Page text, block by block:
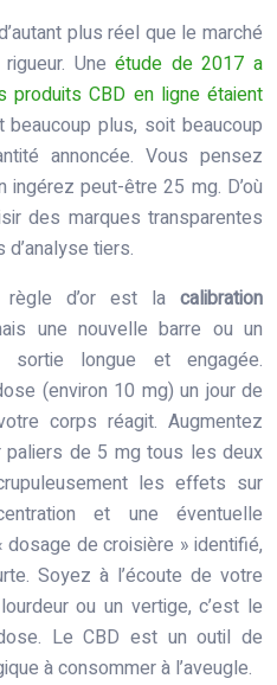
plus réel que le marché
Uneétude de 2017 a
CBD en ligne étaient
beaucoup plus, soit beaucoup
annoncée. Vous pensez
peut-être 25 mg. D’où
des marques transparentes
tiers.
d’or est la calibration
une nouvelle barre ou un
sortie longue et engagée.
(environ 10 mg) un jour de
corps réagit. Augmentez
paliers de 5 mg tous les deux
les effets sur
et une éventuelle
de croisière » identifié,
Soyez à l’écoute de votre
ou un vertige, c’est le
Le CBD est un outil de
à consommer à l’aveugle.